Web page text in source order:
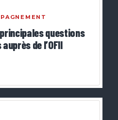
questions
de l’OFII